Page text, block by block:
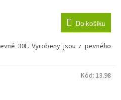
Do košíku
30L. Vyrobeny jsou z pevného
Kód: 13.98